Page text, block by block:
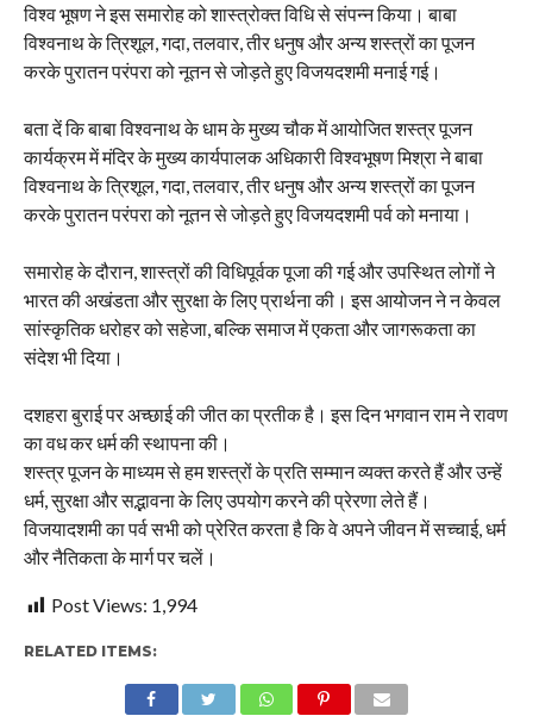
विश्व भूषण ने इस समारोह को शास्त्रोक्त विधि से संपन्न किया। बाबा
विश्वनाथ के त्रिशूल, गदा, तलवार, तीर धनुष और अन्य शस्त्रों का पूजन
करके पुरातन परंपरा को नूतन से जोड़ते हुए विजयदशमी मनाई गई।
बता दें कि बाबा विश्वनाथ के धाम के मुख्य चौक में आयोजित शस्त्र पूजन
कार्यक्रम में मंदिर के मुख्य कार्यपालक अधिकारी विश्वभूषण मिश्रा ने बाबा
विश्वनाथ के त्रिशूल, गदा, तलवार, तीर धनुष और अन्य शस्त्रों का पूजन
करके पुरातन परंपरा को नूतन से जोड़ते हुए विजयदशमी पर्व को मनाया।
समारोह के दौरान, शास्त्रों की विधिपूर्वक पूजा की गई और उपस्थित लोगों ने
भारत की अखंडता और सुरक्षा के लिए प्रार्थना की। इस आयोजन ने न केवल
सांस्कृतिक धरोहर को सहेजा, बल्कि समाज में एकता और जागरूकता का
संदेश भी दिया।
दशहरा बुराई पर अच्छाई की जीत का प्रतीक है। इस दिन भगवान राम ने रावण
का वध कर धर्म की स्थापना की।
शस्त्र पूजन के माध्यम से हम शस्त्रों के प्रति सम्मान व्यक्त करते हैं और उन्हें
धर्म, सुरक्षा और सद्भावना के लिए उपयोग करने की प्रेरणा लेते हैं।
विजयादशमी का पर्व सभी को प्रेरित करता है कि वे अपने जीवन में सच्चाई, धर्म
और नैतिकता के मार्ग पर चलें।
Post Views: 1,994
RELATED ITEMS: